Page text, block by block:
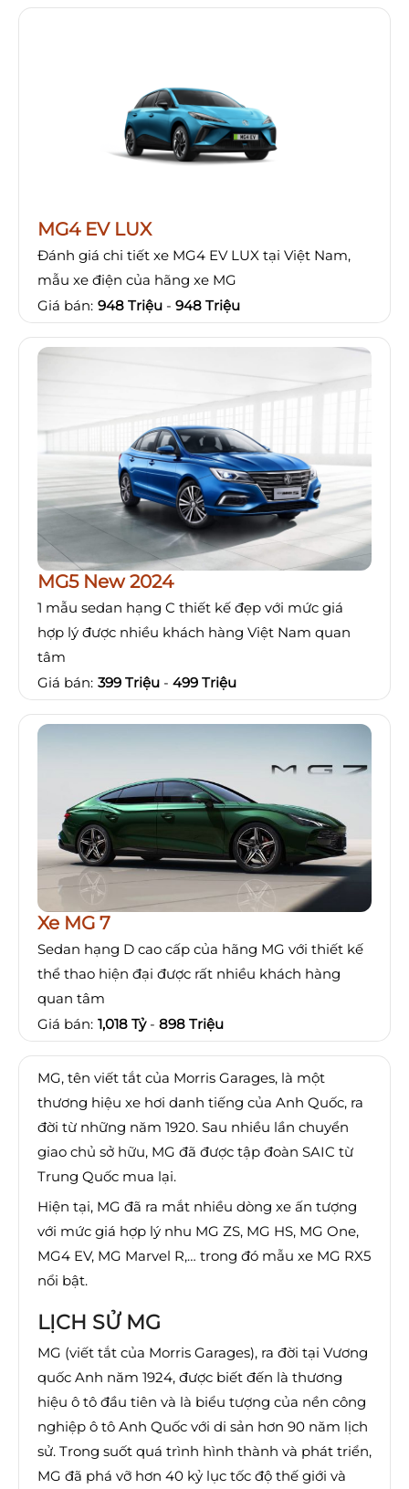
MG4 EV LUX
Đánh giá chi tiết xe MG4 EV LUX tại Việt Nam,
mẫu xe điện của hãng xe MG
Giá bán: 948 Triệu - 948 Triệu
MG5 New 2024
1 mẫu sedan hạng C thiết kế đẹp với mức giá
hợp lý được nhiều khách hàng Việt Nam quan
tâm
Giá bán: 399 Triệu - 499 Triệu
Xe MG 7
Sedan hạng D cao cấp của hãng MG với thiết kế
thể thao hiện đại được rất nhiều khách hàng
quan tâm
Giá bán: 1,018 Tỷ - 898 Triệu
MG, tên viết tắt của Morris Garages, là một
thương hiệu xe hơi danh tiếng của Anh Quốc, ra
đời từ những năm 1920. Sau nhiều lần chuyển
giao chủ sở hữu, MG đã được tập đoàn SAIC từ
Trung Quốc mua lại.
Hiện tại, MG đã ra mắt nhiều dòng xe ấn tượng
với mức giá hợp lý nhu MG ZS, MG HS, MG One,
MG4 EV, MG Marvel R,… trong đó mẫu xe MG RX5
nổi bật.
LỊCH SỬ MG
MG (viết tắt của Morris Garages), ra đời tại Vương
quốc Anh năm 1924, được biết đến là thương
hiệu ô tô đầu tiên và là biểu tượng của nền công
nghiệp ô tô Anh Quốc với di sản hơn 90 năm lịch
sử. Trong suốt quá trình hình thành và phát triển,
MG đã phá vỡ hơn 40 kỷ lục tốc độ thế giới và